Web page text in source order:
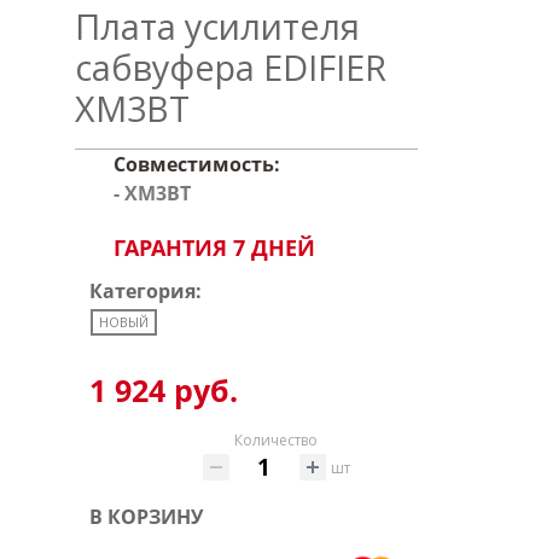
Плата усилителя
сабвуфера EDIFIER
XM3BT
Совместимость:
- XM3BT
ГАРАНТИЯ 7 ДНЕЙ
Категория:
НОВЫЙ
1 924 руб.
Количество
шт
В КОРЗИНУ